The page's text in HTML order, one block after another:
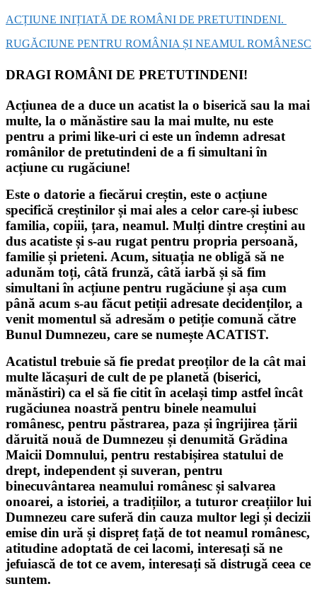
ACȚIUNE INIȚIATĂ DE ROMÂNI DE PRETUTINDENI.
RUGĂCIUNE PENTRU ROMÂNIA ȘI NEAMUL ROMÂNESC
DRAGI ROMÂNI DE PRETUTINDENI!
Acțiunea de a duce un acatist la o biserică sau la mai
multe, la o mănăstire sau la mai multe, nu este
pentru a primi like-uri ci este un îndemn adresat
românilor de pretutindeni de a fi simultani în
acțiune cu rugăciune!
Este o datorie a fiecărui creștin, este o acțiune
specifică creștinilor și mai ales a celor care-și iubesc
familia, copiii, țara, neamul. Mulți dintre creștini au
dus acatiste și s-au rugat pentru propria persoană,
familie și prieteni. Acum, situația ne obligă să ne
adunăm toți, câtă frunză, câtă iarbă și să fim
simultani în acțiune pentru rugăciune și așa cum
până acum s-au făcut petiții adresate decidenților, a
venit momentul să adresăm o petiție comună către
Bunul Dumnezeu, care se numește ACATIST.
Acatistul trebuie să fie predat preoților de la cât mai
multe lăcașuri de cult de pe planetă (biserici,
mănăstiri) ca el să fie citit în același timp astfel încât
rugăciunea noastră pentru binele neamului
românesc, pentru păstrarea, paza și îngrijirea țării
dăruită nouă de Dumnezeu și denumită Grădina
Maicii Domnului, pentru restabișirea statului de
drept, independent și suveran, pentru
binecuvântarea neamului românesc și salvarea
onoarei, a istoriei, a tradițiilor, a tuturor creațiilor lui
Dumnezeu care suferă din cauza multor legi și decizii
emise din ură și dispreț față de tot neamul românesc,
atitudine adoptată de cei lacomi, interesați să ne
jefuiască de tot ce avem, interesați să distrugă ceea ce
suntem.